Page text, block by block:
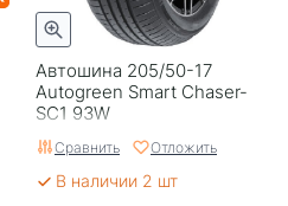
Автошина 205/50-17
Autogreen Smart Chaser-
SC1 93W
Сравнить Отложить
В наличии 2 шт